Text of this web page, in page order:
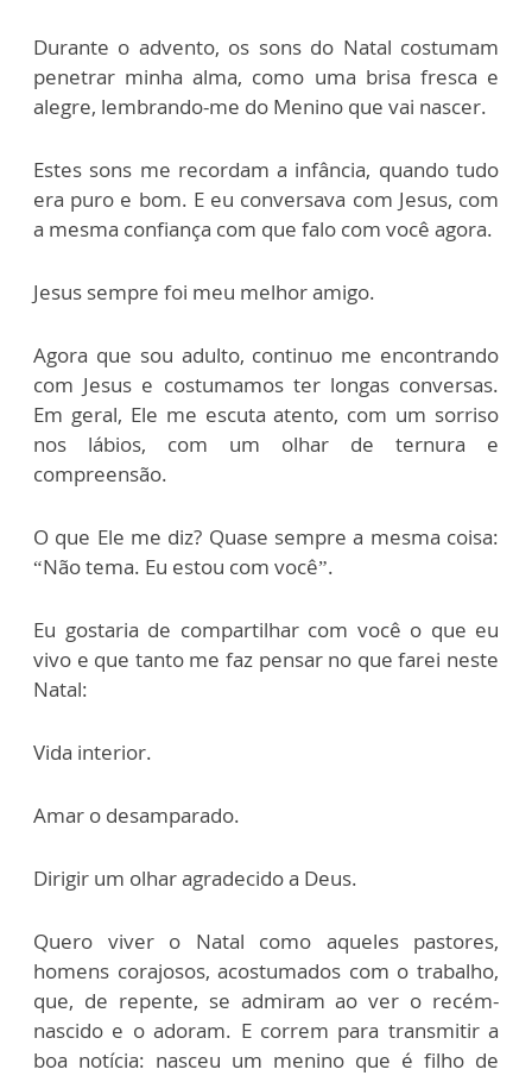
Durante o advento, os sons do Natal costumam
penetrar minha alma, como uma brisa fresca e
alegre, lembrando-me do Menino que vai nascer.
Estes sons me recordam a infância, quando tudo
era puro e bom. E eu conversava com Jesus, com
a mesma confiança com que falo com você agora.
Jesus sempre foi meu melhor amigo.
Agora que sou adulto, continuo me encontrando
com Jesus e costumamos ter longas conversas.
Em geral, Ele me escuta atento, com um sorriso
nos lábios, com um olhar de ternura e
compreensão.
O que Ele me diz? Quase sempre a mesma coisa:
“Não tema. Eu estou com você”.
Eu gostaria de compartilhar com você o que eu
vivo e que tanto me faz pensar no que farei neste
Natal:
Vida interior.
Amar o desamparado.
Dirigir um olhar agradecido a Deus.
Quero viver o Natal como aqueles pastores,
homens corajosos, acostumados com o trabalho,
que, de repente, se admiram ao ver o recém-
nascido e o adoram. E correm para transmitir a
boa notícia: nasceu um menino que é filho de